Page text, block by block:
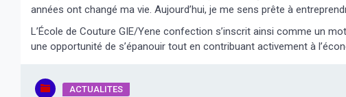
années ont changé ma vie. Aujourd’hui, je me sens prête à
L’École de Couture GIE/Yene confection s’inscrit ainsi comme un
une opportunité de s’épanouir tout en contribuant activement à
ACTUALITES